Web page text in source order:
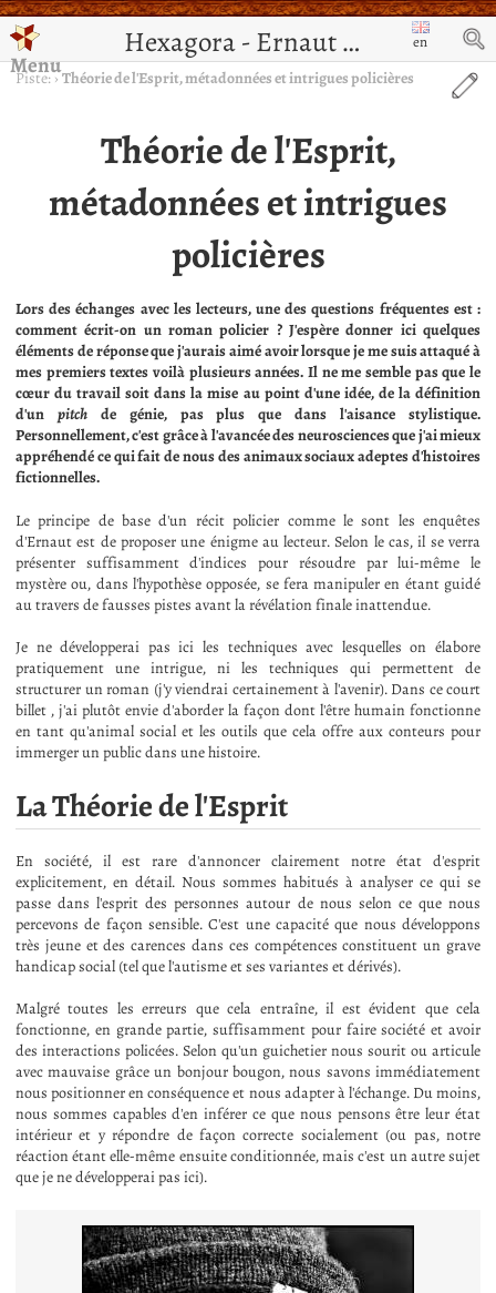
Hexagora - Ernaut de Jérusalem
Menu
en
Piste:›Théorie de l'Esprit, métadonnées et intrigues policières
Théorie de l'Esprit,
métadonnées et intrigues
policières
Lors des échanges avec les lecteurs, une des questions fréquentes est :
comment écrit-on un roman policier ? J'espère donner ici quelques
éléments de réponse que j'aurais aimé avoir lorsque je me suis attaqué à
mes premiers textes voilà plusieurs années. Il ne me semble pas que le
cœur du travail soit dans la mise au point d'une idée, de la définition
d'un pitchde génie, pas plus que dans l'aisance stylistique.
Personnellement, c'est grâce à l'avancée des neurosciences que j'ai mieux
appréhendé ce qui fait de nous des animaux sociaux adeptes d'histoires
fictionnelles.
Le principe de base d'un récit policier comme le sont les enquêtes
d'Ernaut est de proposer une énigme au lecteur. Selon le cas, il se verra
présenter suffisamment d'indices pour résoudre par lui-même le
mystère ou, dans l'hypothèse opposée, se fera manipuler en étant guidé
au travers de fausses pistes avant la révélation finale inattendue.
Je ne développerai pas ici les techniques avec lesquelles on élabore
pratiquement une intrigue, ni les techniques qui permettent de
structurer un roman (j'y viendrai certainement à l'avenir). Dans ce court
billet , j'ai plutôt envie d'aborder la façon dont l'être humain fonctionne
en tant qu'animal social et les outils que cela offre aux conteurs pour
immerger un public dans une histoire.
La Théorie de l'Esprit
En société, il est rare d'annoncer clairement notre état d'esprit
explicitement, en détail. Nous sommes habitués à analyser ce qui se
passe dans l'esprit des personnes autour de nous selon ce que nous
percevons de façon sensible. C'est une capacité que nous développons
très jeune et des carences dans ces compétences constituent un grave
handicap social (tel que l'autisme et ses variantes et dérivés).
Malgré toutes les erreurs que cela entraîne, il est évident que cela
fonctionne, en grande partie, suffisamment pour faire société et avoir
des interactions policées. Selon qu'un guichetier nous sourit ou articule
avec mauvaise grâce un bonjour bougon, nous savons immédiatement
nous positionner en conséquence et nous adapter à l'échange. Du moins,
nous sommes capables d'en inférer ce que nous pensons être leur état
intérieur et y répondre de façon correcte socialement (ou pas, notre
réaction étant elle-même ensuite conditionnée, mais c'est un autre sujet
que je ne développerai pas ici).